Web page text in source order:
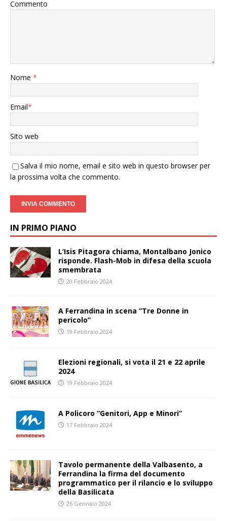
Commento
Nome *
Email*
Sito web
Salva il mio nome, email e sito web in questo browser per
la prossima volta che commento.
IN PRIMO PIANO
L’Isis Pitagora chiama, Montalbano Jonico
risponde. Flash-Mob in difesa della scuola
smembrata
20 Febbraio 2024
A Ferrandina in scena “Tre Donne in
pericolo”
19 Febbraio 2024
Elezioni regionali, si vota il 21 e 22 aprile
2024
19 Febbraio 2024
A Policoro “Genitori, App e Minori”
17 Febbraio 2024
Tavolo permanente della Valbasento, a
Ferrandina la firma del documento
programmatico per il rilancio e lo sviluppo
della Basilicata
26 Gennaio 2024